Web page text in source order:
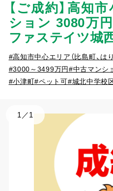
【ご成約】高知
ション 3080万
ファステイツ城
#高知市中心エリア（比島町、は
#3000～3499万円#中古マンシ
#小津町#ペット可#城北中学校
1 ／1